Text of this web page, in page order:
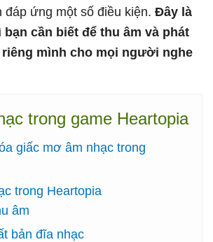
đáp ứng một số điều kiện. Đây là
cần biết để thu âm và phát
riêng mình cho mọi người nghe
trong game Heartopia
giấc mơ âm nhạc trong
trong Heartopia
âm
bản đĩa nhạc